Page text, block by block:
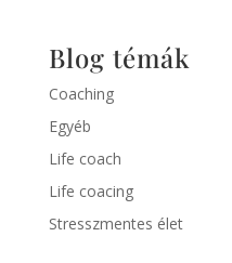
Blog témák
Coaching
Egyéb
Life coach
Life coacing
Stresszmentes élet